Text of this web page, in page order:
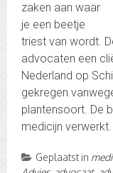
zaken aan waar
je een beetje
triest van wordt.
advocaten een
Nederland op
gekregen
plantensoort. De
medicijn verwerkt.
Geplaatst in